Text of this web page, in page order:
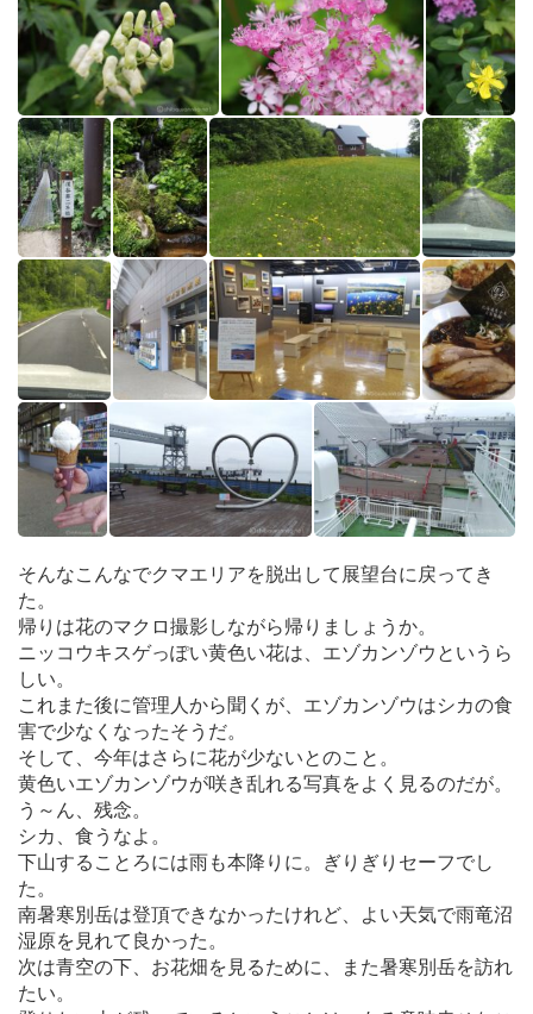
そんなこんなでクマエリアを脱出して展望台に戻ってき
た。
帰りは花のマクロ撮影しながら帰りましょうか。
ニッコウキスゲっぽい黄色い花は、エゾカンゾウというら
しい。
これまた後に管理人から聞くが、エゾカンゾウはシカの食
害で少なくなったそうだ。
そして、今年はさらに花が少ないとのこと。
黄色いエゾカンゾウが咲き乱れる写真をよく見るのだが。
う～ん、残念。
シカ、食うなよ。
下山することろには雨も本降りに。ぎりぎりセーフでし
た。
南暑寒別岳は登頂できなかったけれど、よい天気で雨竜沼
湿原を見れて良かった。
次は青空の下、お花畑を見るために、また暑寒別岳を訪れ
たい。